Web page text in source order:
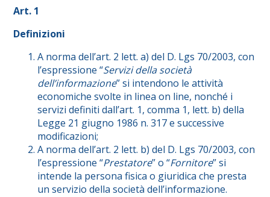
Art. 1
Definizioni
A norma dell’art. 2 lett. a) del D. Lgs 70/2003, con
l’espressione “Servizi della società
dell’informazione” si intendono le attività
economiche svolte in linea on line, nonché i
servizi definiti dall’art. 1, comma 1, lett. b) della
Legge 21 giugno 1986 n. 317 e successive
modificazioni;
A norma dell’art. 2 lett. b) del D. Lgs 70/2003, con
l’espressione “Prestatore” o “Fornitore” si
intende la persona fisica o giuridica che presta
un servizio della società dell’informazione.